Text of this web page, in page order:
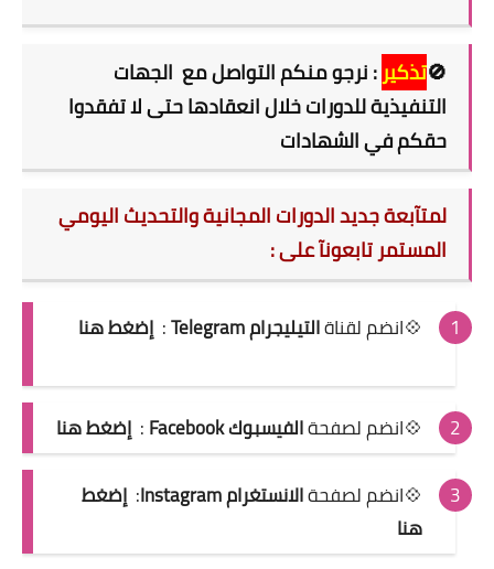
🚫تذكير: نرجو منكم التواصل مع الجهات
التنفيذية للدورات خلال انعقادها حتى لا تفقدوا
حقكم في الشهادات
لمتآبعة جديد الدورات المجانية والتحديث اليومي
المستمر تابعونآ على :
💠انضم لقناةالتيليجرام Telegram : إضغط هنا
💠انضم لصفحةالفيسبوك Facebook : إضغط هنا
💠انضم لصفحةالانستغرام Instagram : إضغط
هنا